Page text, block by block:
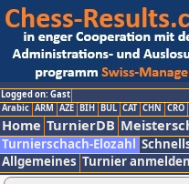
Logged on: Gast
Arabic ARM AZE BIH BUL CAT CHN CRO
Home TurnierDB
Turnierschach-Elozahl
Allgemeines Turnier